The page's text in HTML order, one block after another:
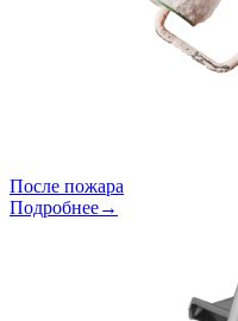
После пожара
Подробнее→